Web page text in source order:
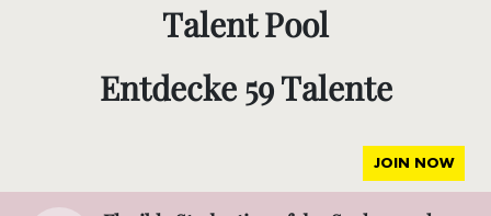
Talent Pool
Entdecke 59 Talente
JOIN NOW